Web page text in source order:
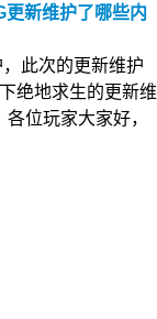
新维护了哪些内
此次的更新维护
绝地求生的更新维
位玩家大家好，